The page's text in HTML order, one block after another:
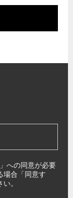
」への同意が必要
場合「同意す
。